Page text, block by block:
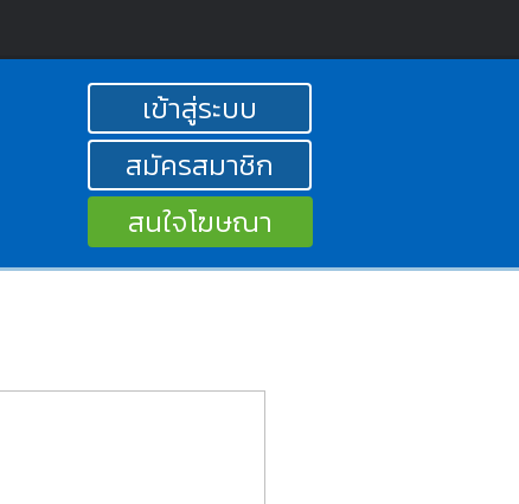
เข้าสู่ระบบ
สมัครสมาชิก
สนใจโฆษณา